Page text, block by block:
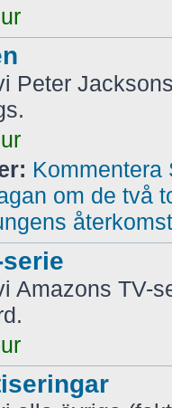
Peter
Kommentera
om de två
återkomst
Amazons TV-